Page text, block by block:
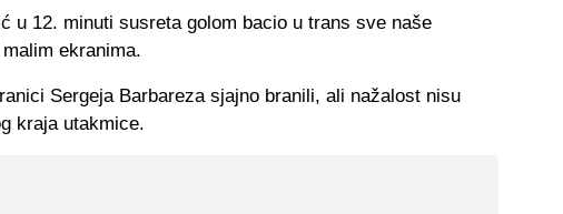
u 12. minuti susreta golom bacio u trans sve naše
ekranima.
Sergeja Barbareza sjajno branili, ali nažalost nisu
kraja utakmice.